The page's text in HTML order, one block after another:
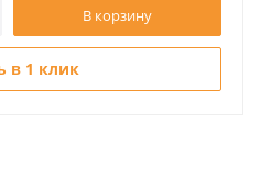
В корзину
в 1 клик